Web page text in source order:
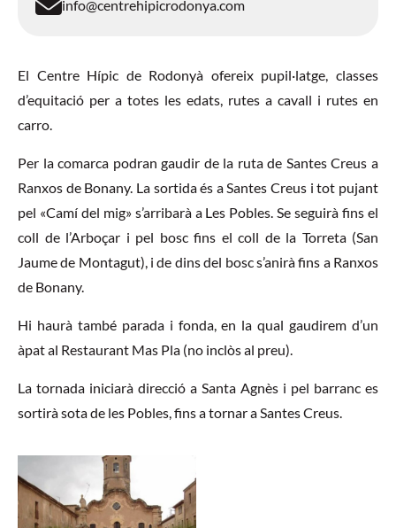
info@centrehipicrodonya.com
El Centre Hípic de Rodonyà ofereix pupil·latge, classes
d’equitació per a totes les edats, rutes a cavall i rutes en
carro.
Per la comarca podran gaudir de la ruta de Santes Creus a
Ranxos de Bonany. La sortida és a Santes Creus i tot pujant
pel «Camí del mig» s’arribarà a Les Pobles. Se seguirà fins el
coll de l’Arboçar i pel bosc fins el coll de la Torreta (San
Jaume de Montagut), i de dins del bosc s’anirà fins a Ranxos
de Bonany.
Hi haurà també parada i fonda, en la qual gaudirem d’un
àpat al Restaurant Mas Pla (no inclòs al preu).
La tornada iniciarà direcció a Santa Agnès i pel barranc es
sortirà sota de les Pobles, fins a tornar a Santes Creus.